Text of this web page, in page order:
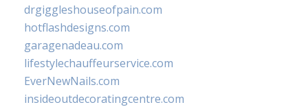
drgiggleshouseofpain.com
hotflashdesigns.com
garagenadeau.com
lifestylechauffeurservice.com
EverNewNails.com
insideoutdecoratingcentre.com